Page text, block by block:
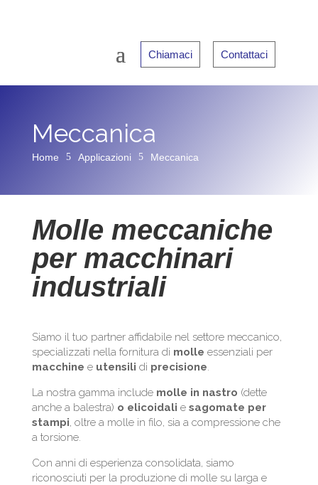
Chiamaci Contattaci
Meccanica
Home 5 Applicazioni 5 Meccanica
Molle meccaniche
per macchinari
industriali
Siamo il tuo partner affidabile nel settore meccanico,
specializzati nella fornitura di molle essenziali per
macchine e utensili di precisione.
La nostra gamma include molle in nastro (dette
anche a balestra) o elicoidali e sagomate per
stampi, oltre a molle in filo, sia a compressione che
a torsione.
Con anni di esperienza consolidata, siamo
riconosciuti per la produzione di molle su larga e